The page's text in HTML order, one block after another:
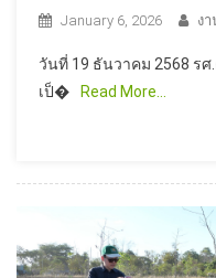
January 6, 2026 ง
วันที่ 19 ธันวาคม 2568 ร
เป็�
Read More…